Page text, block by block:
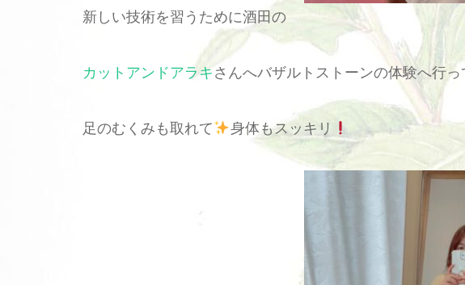
新しい技術を習うために酒田の
カットアンドアラキさんへバザルトストーンの体験へ行
足のむくみも取れて 身体もスッキリ